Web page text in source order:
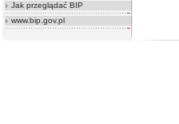
Jak przeglądać BIP
www.bip.gov.pl